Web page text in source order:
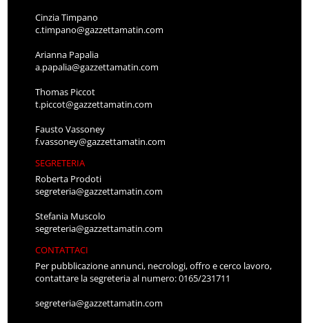
Cinzia Timpano
c.timpano@gazzettamatin.com
Arianna Papalia
a.papalia@gazzettamatin.com
Thomas Piccot
t.piccot@gazzettamatin.com
Fausto Vassoney
f.vassoney@gazzettamatin.com
SEGRETERIA
Roberta Prodoti
segreteria@gazzettamatin.com
Stefania Muscolo
segreteria@gazzettamatin.com
CONTATTACI
Per pubblicazione annunci, necrologi, offro e cerco lavoro,
contattare la segreteria al numero: 0165/231711
segreteria@gazzettamatin.com